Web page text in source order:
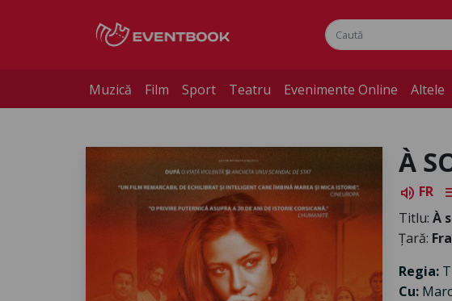
Muzică Film Sport Teatru Evenimente Online Altele
À
volume_up FR
Titlu: À
Țară:
Regia:
Cu: